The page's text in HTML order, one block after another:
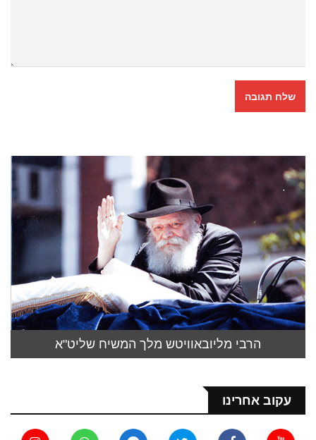
הרבי מליובאוויטש מלך המשיח שליט"א
עקוב אחרינו